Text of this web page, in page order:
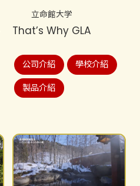
立命館大学
That’s Why GLA
公司介紹
學校介紹
製品介紹